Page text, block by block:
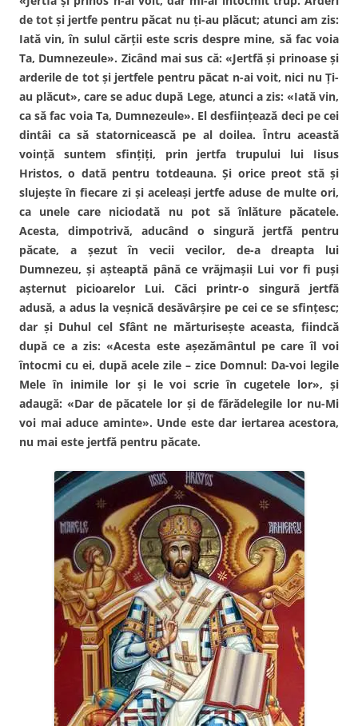
de tot şi jertfe pentru păcat nu ţi-au plăcut; atunci am zis:
Iată vin, în sulul cărţii este scris despre mine, să fac voia
Ta, Dumnezeule». Zicând mai sus că: «Jertfă şi prinoase şi
arderile de tot şi jertfele pentru păcat n-ai voit, nici nu Ţi-
au plăcut», care se aduc după Lege, atunci a zis: «Iată vin,
ca să fac voia Ta, Dumnezeule». El desfiinţează deci pe cei
dintâi ca să statornicească pe al doilea. Întru această
voinţă suntem sfinţiţi, prin jertfa trupului lui Iisus
Hristos, o dată pentru totdeauna. Şi orice preot stă şi
slujeşte în fiecare zi şi aceleaşi jertfe aduse de multe ori,
ca unele care niciodată nu pot să înlăture păcatele.
Acesta, dimpotrivă, aducând o singură jertfă pentru
păcate, a şezut în vecii vecilor, de-a dreapta lui
Dumnezeu, şi aşteaptă până ce vrăjmaşii Lui vor fi puşi
aşternut picioarelor Lui. Căci printr-o singură jertfă
adusă, a adus la veşnică desăvârşire pe cei ce se sfinţesc;
dar şi Duhul cel Sfânt ne mărturiseşte aceasta, fiindcă
după ce a zis: «Acesta este aşezământul pe care îl voi
întocmi cu ei, după acele zile – zice Domnul: Da-voi legile
Mele în inimile lor şi le voi scrie în cugetele lor», şi
adaugă: «Dar de păcatele lor şi de fărădelegile lor nu-Mi
voi mai aduce aminte». Unde este dar iertarea acestora,
nu mai este jertfă pentru păcate.